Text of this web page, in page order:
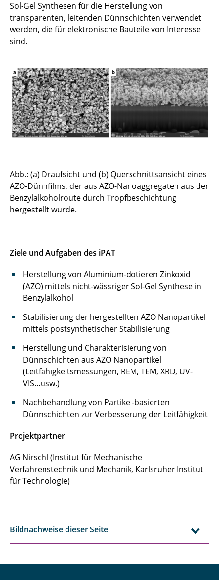
Einsatz definierter Nanofluide für
tribologische Anwendungen
Nanoskalige Wirkstoffträgersysteme
Quanomet
Re-Synthese von Kathodenaktivmaterial
RNApp
Sol-Gel Synthesen für die Herstellung von
transparenten, leitenden Dünnschichten verwendet
werden, die für elektronische Bauteile von Interesse
sind.
Abb.: (a) Draufsicht und (b) Querschnittsansicht eines
AZO-Dünnfilms, der aus AZO-Nanoaggregaten aus der
Benzylalkoholroute durch Tropfbeschichtung
hergestellt wurde.
Ziele und Aufgaben des iPAT
Herstellung von Aluminium-dotieren Zinkoxid
(AZO) mittels nicht-wässriger Sol-Gel Synthese in
Benzylalkohol
Stabilisierung der hergestellten AZO Nanopartikel
mittels postsynthetischer Stabilisierung
Herstellung und Charakterisierung von
Dünnschichten aus AZO Nanopartikel
(Leitfähigkeitsmessungen, REM, TEM, XRD, UV-
VIS…usw.)
Nachbehandlung von Partikel-basierten
Dünnschichten zur Verbesserung der Leitfähigkeit
Projektpartner
AG Nirschl (Institut für Mechanische
Verfahrenstechnik und Mechanik, Karlsruher Institut
für Technologie)
Bildnachweise dieser Seite